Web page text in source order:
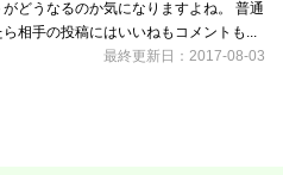
どうなるのか気になりますよね。 普通
相手の投稿にはいいねもコメントも...
最終更新日：2017-08-03